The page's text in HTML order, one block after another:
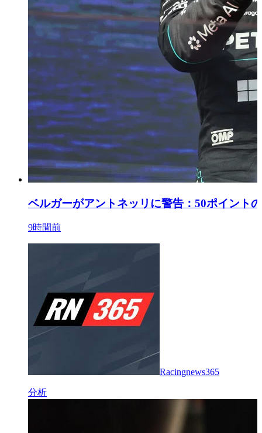
ベルガーがアントネッリに警告：50ポイント
9時間前
Racingnews365
分析